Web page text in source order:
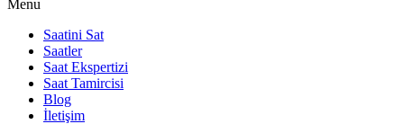
Menu
Saatini Sat
Saatler
Saat Ekspertizi
Saat Tamircisi
Blog
İletişim